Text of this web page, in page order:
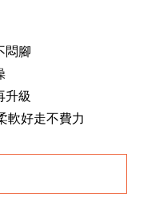
悶腳
升級
軟好走不費力